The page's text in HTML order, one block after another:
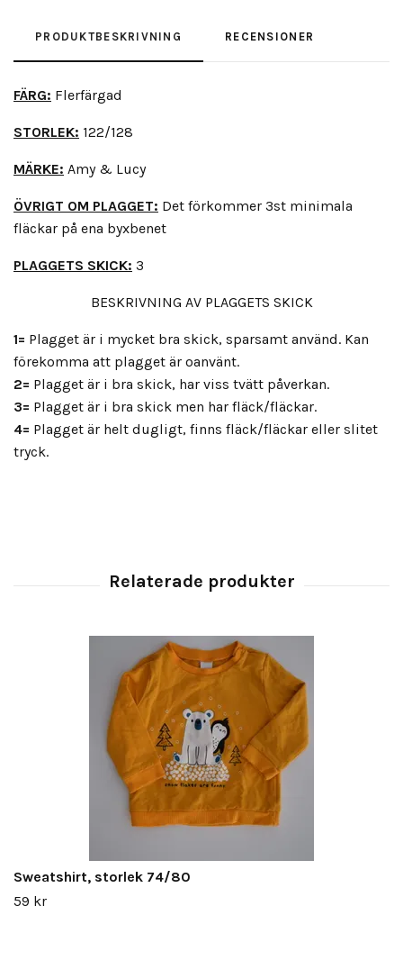
PRODUKTBESKRIVNING RECENSIONER
FÄRG: Flerfärgad
STORLEK: 122/128
MÄRKE: Amy & Lucy
ÖVRIGT OM PLAGGET: Det förkommer 3st minimala
fläckar på ena byxbenet
PLAGGETS SKICK: 3
BESKRIVNING AV PLAGGETS SKICK
1= Plagget är i mycket bra skick, sparsamt använd. Kan
förekomma att plagget är oanvänt.
2= Plagget är i bra skick, har viss tvätt påverkan.
3= Plagget är i bra skick men har fläck/fläckar.
4= Plagget är helt dugligt, finns fläck/fläckar eller slitet
tryck.
Sweatshirt, storlek 74/80
59 kr